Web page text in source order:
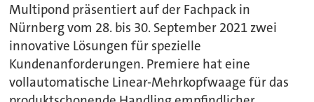
Multipond präsentiert auf der Fachpack in
Nürnberg vom 28. bis 30. September 2021 zwei
innovative Lösungen für spezielle
Kundenanforderungen. Premiere hat eine
vollautomatische Linear-Mehrkopfwaage für das